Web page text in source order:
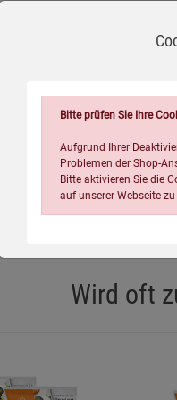
Wird oft
Bitte prüfen Sie Ihre
Aufgrund Ihrer
Problemen der Shop-
Bitte aktivieren Sie die
auf unserer Webseite zu